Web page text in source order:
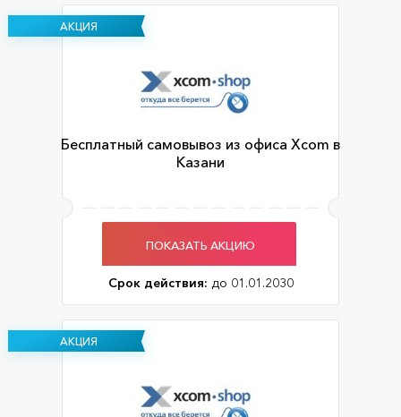
АКЦИЯ
Бесплатный самовывоз из офиса Xcom в
Казани
ПОКАЗАТЬ АКЦИЮ
Срок действия: до 01.01.2030
АКЦИЯ